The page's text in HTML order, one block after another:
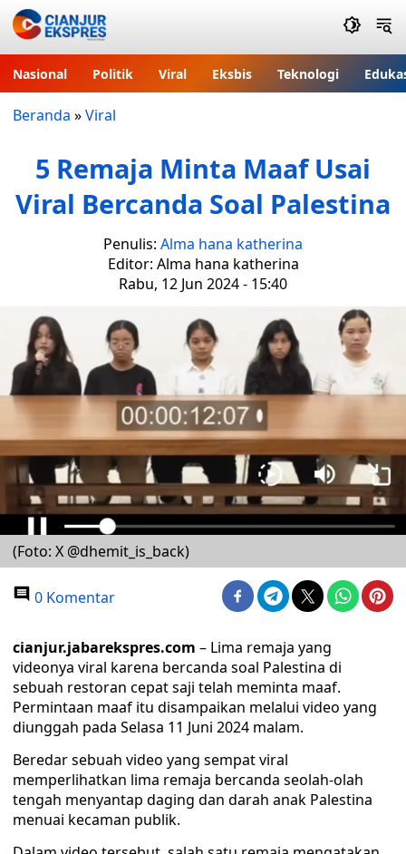
Nasional Politik Viral Eksbis Teknologi
Beranda »Viral
5 Remaja Minta Maaf Usai
Viral Bercanda Soal Palestina
Penulis: Alma hana katherina
Editor: Alma hana katherina
Rabu, 12 Jun 2024 - 15:40
(Foto: X @dhemit_is_back)
0 Komentar
cianjur.jabarekspres.com – Lima remaja yang
videonya viral karena bercanda soal Palestina di
sebuah restoran cepat saji telah meminta maaf.
Permintaan maaf itu disampaikan melalui video yang
diunggah pada Selasa 11 Juni 2024 malam.
Beredar sebuah video yang sempat viral
memperlihatkan lima remaja bercanda seolah-olah
tengah menyantap daging dan darah anak Palestina
menuai kecaman publik.